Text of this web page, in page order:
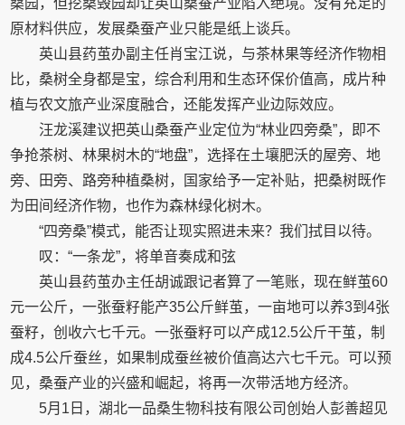
桑园，但挖桑毁园却让英山桑蚕产业陷入绝境。没有充足的
原材料供应，发展桑蚕产业只能是纸上谈兵。
英山县药茧办副主任肖宝江说，与茶林果等经济作物相
比，桑树全身都是宝，综合利用和生态环保价值高，成片种
植与农文旅产业深度融合，还能发挥产业边际效应。
汪龙溪建议把英山桑蚕产业定位为“林业四旁桑”，即不
争抢茶树、林果树木的“地盘”，选择在土壤肥沃的屋旁、地
旁、田旁、路旁种植桑树，国家给予一定补贴，把桑树既作
为田间经济作物，也作为森林绿化树木。
“四旁桑”模式，能否让现实照进未来？我们拭目以待。
叹：“一条龙”，将单音奏成和弦
英山县药茧办主任胡诚跟记者算了一笔账，现在鲜茧60
元一公斤，一张蚕籽能产35公斤鲜茧，一亩地可以养3到4张
蚕籽，创收六七千元。一张蚕籽可以产成12.5公斤干茧，制
成4.5公斤蚕丝，如果制成蚕丝被价值高达六七千元。可以预
见，桑蚕产业的兴盛和崛起，将再一次带活地方经济。
5月1日，湖北一品桑生物科技有限公司创始人彭善超见